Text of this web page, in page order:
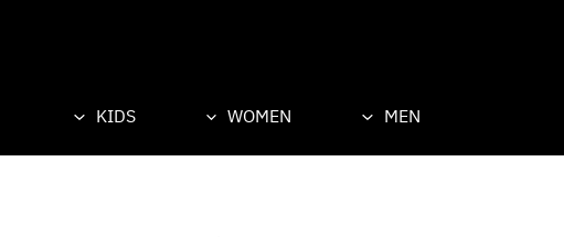
MEN
WOMEN
KIDS